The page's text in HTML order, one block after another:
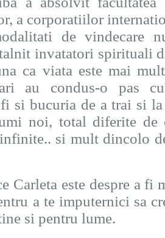
a corporatiilor
de vindecare
invatatori spirituali
ca viata este mai
au condus-o pas
si bucuria de a trai si
noi, total diferite
si mult dincolo
Carleta este despre a fi
a te imputernici sa
si pentru lume.